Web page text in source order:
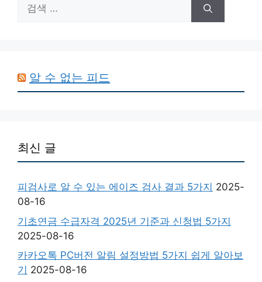
색:
알 수 없는 피드
최신 글
피검사로 알 수 있는 에이즈 검사 결과 5가지 2025-
08-16
기초연금 수급자격 2025년 기준과 신청법 5가지
2025-08-16
카카오톡 PC버전 알림 설정방법 5가지 쉽게 알아보
기 2025-08-16